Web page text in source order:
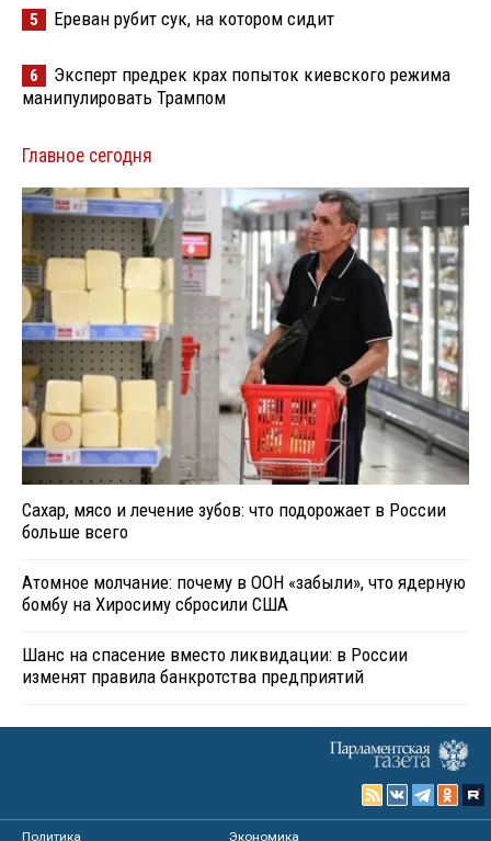
5 Ереван рубит сук, на котором сидит
6
Эксперт предрек крах попыток киевского режима
манипулировать Трампом
Главное сегодня
Сахар, мясо и лечение зубов: что подорожает в России
больше всего
Атомное молчание: почему в ООН «забыли», что ядерную
бомбу на Хиросиму сбросили США
Шанс на спасение вместо ликвидации: в России
изменят правила банкротства предприятий
Политика
Экономика